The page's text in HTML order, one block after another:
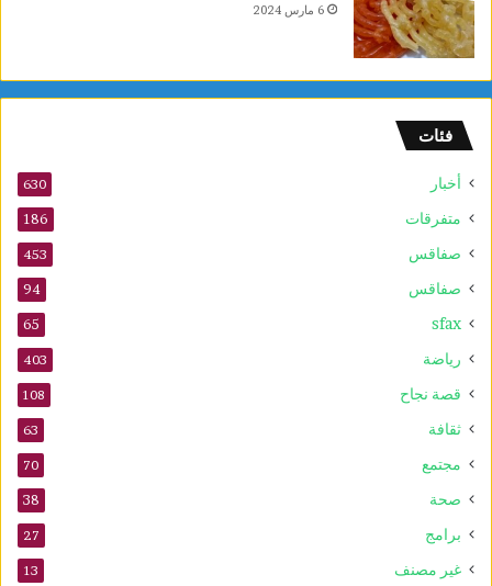
6 مارس 2024
فئات
أخبار 630
متفرقات 186
صفاقس 453
صفاقس 94
sfax
65
رياضة 403
قصة نجاح 108
ثقافة 63
مجتمع 70
صحة 38
برامج 27
غير مصنف 13